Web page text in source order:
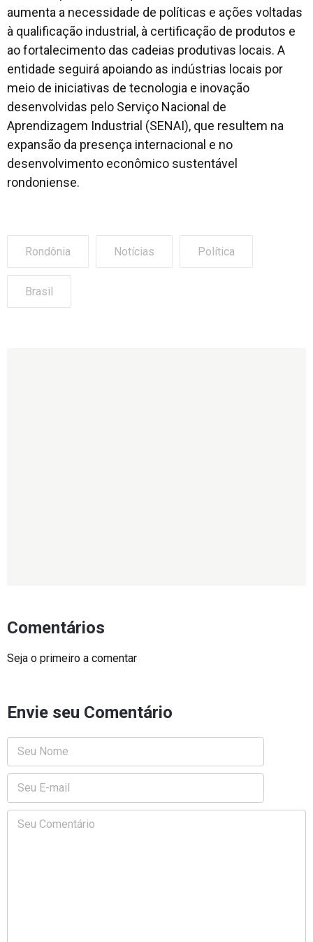
aumenta a necessidade de políticas e ações voltadas
à qualificação industrial, à certificação de produtos e
ao fortalecimento das cadeias produtivas locais. A
entidade seguirá apoiando as indústrias locais por
meio de iniciativas de tecnologia e inovação
desenvolvidas pelo Serviço Nacional de
Aprendizagem Industrial (SENAI), que resultem na
expansão da presença internacional e no
desenvolvimento econômico sustentável
rondoniense.
Rondônia Notícias Política
Brasil
Comentários
Seja o primeiro a comentar
Envie seu Comentário